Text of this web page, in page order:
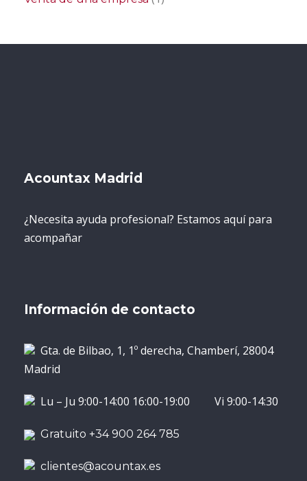
Acountax Madrid
¿Necesita ayuda profesional? Estamos aquí para
acompañar
Información de contacto
Gta. de Bilbao, 1, 1º derecha, Chamberí, 28004
Madrid
Lu – Ju 9:00-14:00 16:00-19:00 Vi 9:00-14:30
Gratuito +34 900 264 785
clientes@acountax.es